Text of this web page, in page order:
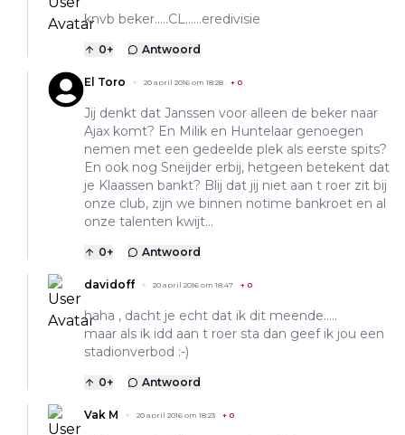
knvb beker.....CL......eredivisie
0+ Antwoord
El Toro 20 april 2016 om 18:28 + 0
Jij denkt dat Janssen voor alleen de beker naar
Ajax komt? En Milik en Huntelaar genoegen
nemen met een gedeelde plek als eerste spits?
En ook nog Sneijder erbij, hetgeen betekent dat
je Klaassen bankt? Blij dat jij niet aan t roer zit bij
onze club, zijn we binnen notime bankroet en al
onze talenten kwijt...
0+ Antwoord
davidoff 20 april 2016 om 18:47 + 0
haha , dacht je echt dat ik dit meende.....
maar als ik idd aan t roer sta dan geef ik jou een
stadionverbod :-)
0+ Antwoord
Vak M 20 april 2016 om 18:23 + 0